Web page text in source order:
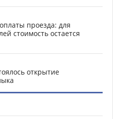
проезда: для
стоимость остается
открытие